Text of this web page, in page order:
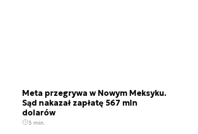
Meta przegrywa w Nowym Meksyku.
Sąd nakazał zapłatę 567 mln
dolarów
3 min.